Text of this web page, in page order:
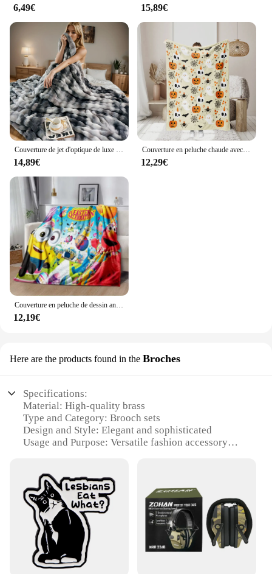
6,49€ 15,89€
Couverture de jet d'optique de luxe en fausse fourrure de lapin, couverture décorative ultra-peluche, confortable et douce, utilisation pour canapé, lit, voyage
14,89€
Couverture en peluche chaude avec motif imprimé Aliments et chauve-souris, cadeau d'Halloween, adaptée aux canapés, lits, voyage, mignon, 1 pièce
12,29€
Couverture en peluche de dessin animé pour la décoration de la maison, M-Mini Yellow N, jeté de canapé-lit, couverture de pique-nique portable, cadeau de mode
12,19€
Here are the products found in the Broches
Specifications:
Material: High-quality brass
Type and Category: Brooch sets
Design and Style: Elegant and sophisticated
Usage and Purpose: Versatile fashion accessory
Shape or Size or Weight or Quantity: Comes in a set
of multiple brooches
Features:
**Elegant Design and Versatile Styling**
The eux Broches are a testament to timeless
elegance and versatile fashion. Each set is crafted
from high-quality brass, ensuring durability and a